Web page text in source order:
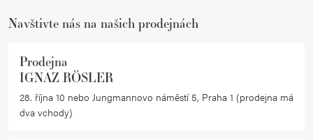
Navštivte nás na našich prodejnách
Prodejna
IGNAZ RÖSLER
28. října 10 nebo Jungmannovo náměstí 5, Praha 1 (prodejna má
dva vchody)